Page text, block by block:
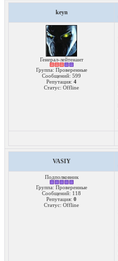
keyn
Генерал-лейтенант
Группа: Проверенные
Сообщений: 599
Репутация: 4
Статус: Offline
VASIY
Подполковник
Группа: Проверенные
Сообщений: 118
Репутация: 0
Статус: Offline